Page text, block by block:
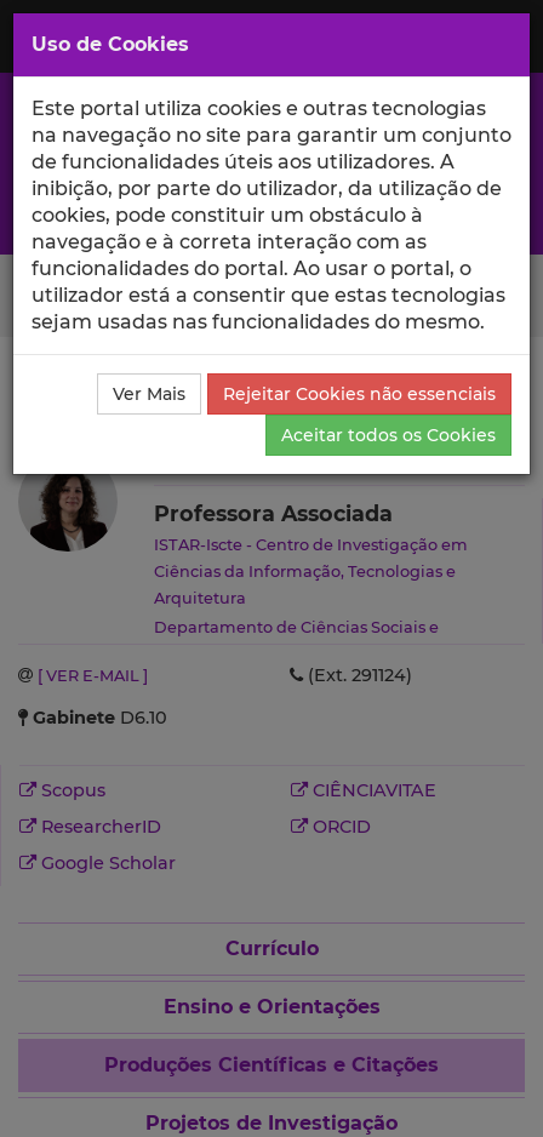
Saltar
para
Conteúdo
Principal
A excelência da investigação e ciência no Iscte
Search Button
Ciência_Iscte Autores
Joana Martinho Costa
Produções Científicas e Citações
Joana Martinho Costa
Professora Associada
ISTAR-Iscte - Centro de Investigação em
Ciências da Informação, Tecnologias e
Arquitetura
Departamento de Ciências Sociais e
[ VER E-MAIL ]
(Ext. 291124)
Gabinete D6.10
Scopus
CIÊNCIAVITAE
ResearcherID
ORCID
Google Scholar
Currículo
Ensino e Orientações
Produções Científicas e Citações
Projetos de Investigação
Uso de Cookies
Este portal utiliza cookies e outras tecnologias
na navegação no site para garantir um conjunto
de funcionalidades úteis aos utilizadores. A
inibição, por parte do utilizador, da utilização de
cookies, pode constituir um obstáculo à
navegação e à correta interação com as
funcionalidades do portal. Ao usar o portal, o
utilizador está a consentir que estas tecnologias
sejam usadas nas funcionalidades do mesmo.
Ver Mais
Rejeitar Cookies não essenciais
Aceitar todos os Cookies